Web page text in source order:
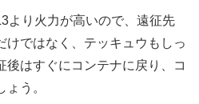
より火力が高いので、遠征先
けではなく、テッキュウもしっ
後はすぐにコンテナに戻り、コ
う。